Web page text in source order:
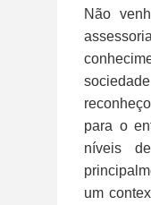
Não
para o
níveis
um